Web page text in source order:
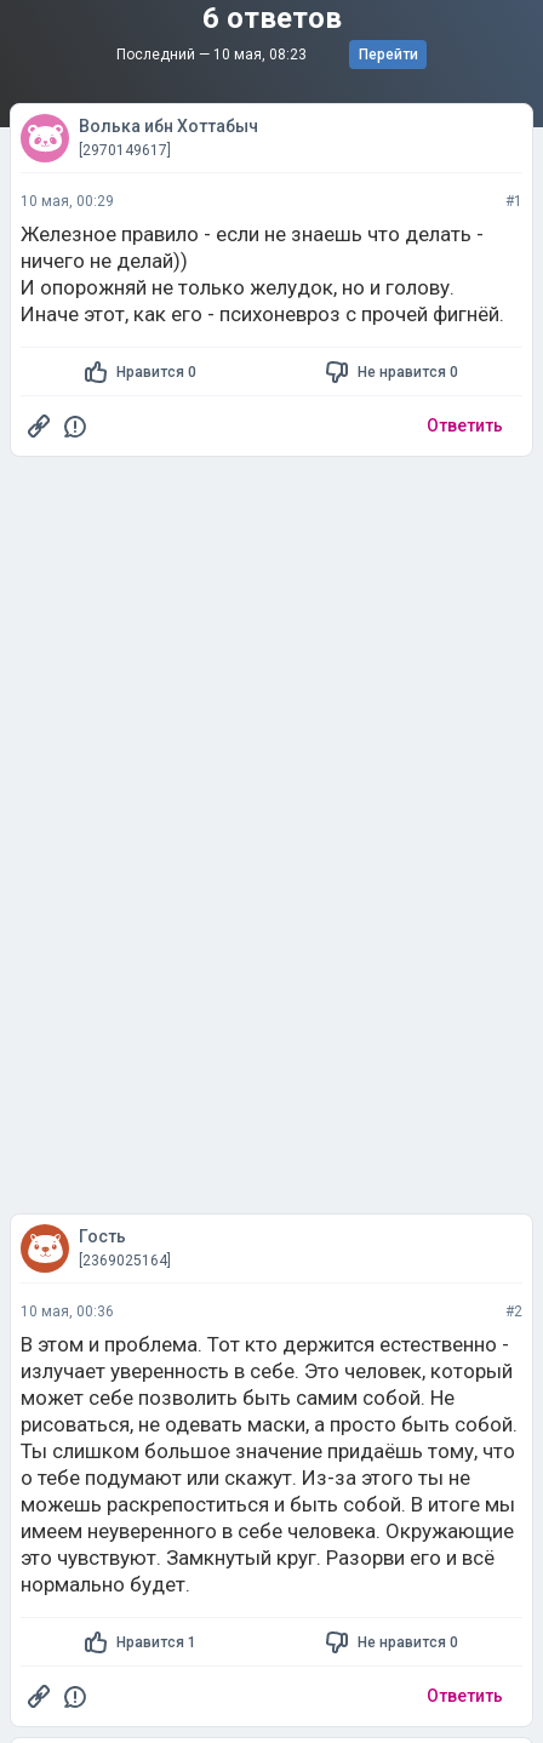
6 ответов
Последний — 10 мая, 08:23 Перейти
Волька ибн Хоттабыч
[2970149617]
10 мая, 00:29 #1
Железное правило - если не знаешь что делать -
ничего не делай))
И опорожняй не только желудок, но и голову.
Иначе этот, как его - психоневроз с прочей фигнёй.
Нравится 0 Не нравится 0
Ответить
Гость
[2369025164]
10 мая, 00:36 #2
В этом и проблема. Тот кто держится естественно -
излучает уверенность в себе. Это человек, который
может себе позволить быть самим собой. Не
рисоваться, не одевать маски, а просто быть собой.
Ты слишком большое значение придаёшь тому, что
о тебе подумают или скажут. Из-за этого ты не
можешь раскрепоститься и быть собой. В итоге мы
имеем неуверенного в себе человека. Окружающие
это чувствуют. Замкнутый круг. Разорви его и всё
нормально будет.
Нравится 1 Не нравится 0
Ответить